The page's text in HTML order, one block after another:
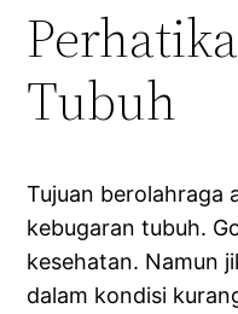
Tubuh
Tujuan berolahraga
kebugaran tubuh.
kesehatan. Namun
dalam kondisi